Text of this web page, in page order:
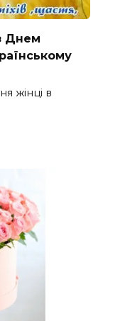
Днем
жінці в